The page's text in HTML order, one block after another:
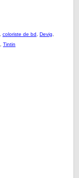
coloriste de bd Devig
Tintin